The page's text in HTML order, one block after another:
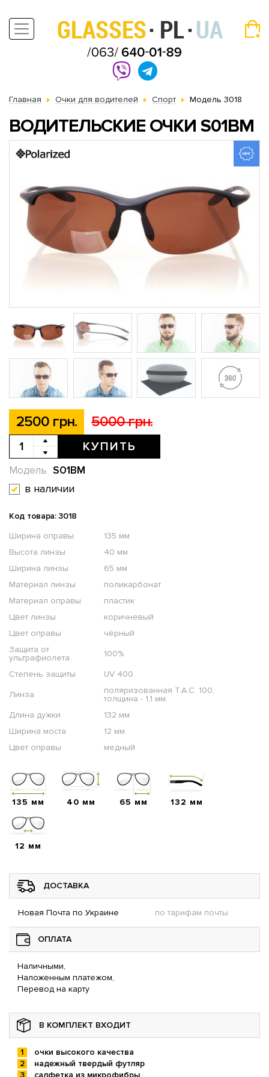
Главная Очки для водителей Спорт Модель 3018
ВОДИТЕЛЬСКИЕ ОЧКИ S01BM
2500 грн. 5000 грн.
КУПИТЬ
S01BM
Модель
в наличии
Код товара: 3018
Ширина оправы
135 мм
Высота линзы
40 мм
Ширина линзы
65 мм
Материал линзы
поликарбонат
Материал оправы
пластик
Цвет линзы
коричневый
Цвет оправы
чёрный
Защита от
ультрафиолета
100%
Степень защиты
UV 400
Линза
поляризованная T.A.C. 100,
толщина - 1,1 мм.
Длина дужки
132 мм
Ширина моста
12 мм
Цвет оправы
медный
135 мм 40 мм 65 мм 132 мм
12 мм
ДОСТАВКА
Новая Почта по Украине по тарифам почты
ОПЛАТА
Наличными,
Наложенным платежом,
Перевод на карту
В КОМПЛЕКТ ВХОДИТ
очки высокого качества
надежный твердый футляр